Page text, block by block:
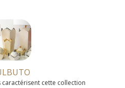
cette collection